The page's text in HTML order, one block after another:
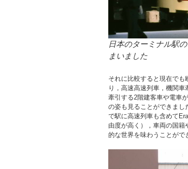
日本のターミナル駅
まいました
それに比較すると現在で
り，高速高速列車，機関
牽引する2階建客車や電車
の姿も見ることができまし
で駅に高速列車も含めて
由度が高く），車両の国
的な世界を味わうことがで